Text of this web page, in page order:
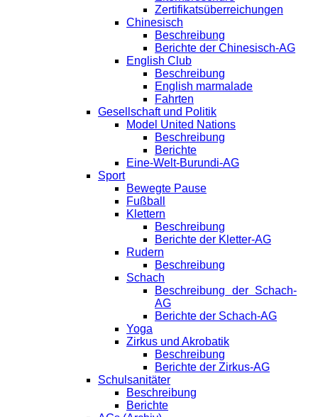
Zertifikatsüberreichungen
Chinesisch
Beschreibung
Berichte der Chinesisch-AG
English Club
Beschreibung
English marmalade
Fahrten
Gesellschaft und Politik
Model United Nations
Beschreibung
Berichte
Eine-Welt-Burundi-AG
Sport
Bewegte Pause
Fußball
Klettern
Beschreibung
Berichte der Kletter-AG
Rudern
Beschreibung
Schach
Beschreibung der Schach-
AG
Berichte der Schach-AG
Yoga
Zirkus und Akrobatik
Beschreibung
Berichte der Zirkus-AG
Schulsanitäter
Beschreibung
Berichte